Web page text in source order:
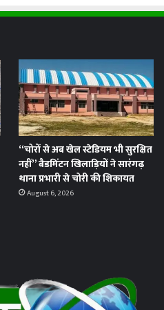
“चोरों से अब खेल स्टेडियम भी सुरक्षित
नहीं” बैडमिंटन खिलाड़ियों ने सारंगढ़
थाना प्रभारी से चोरी की शिकायत
August 6, 2026